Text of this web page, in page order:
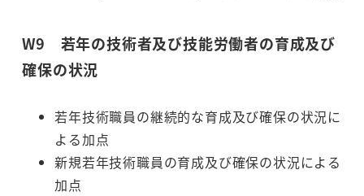
W9 若年の技術者及び技能労働者の育成及び
確保の状況
若年技術職員の継続的な育成及び確保の状況に
よる加点
新規若年技術職員の育成及び確保の状況による
加点